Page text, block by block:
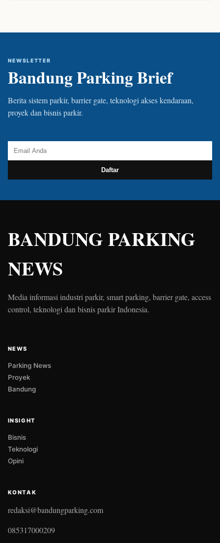
NEWSLETTER
Bandung Parking Brief
Berita sistem parkir, barrier gate, teknologi akses kendaraan,
proyek dan bisnis parkir.
Daftar
BANDUNG PARKING
NEWS
Media informasi industri parkir, smart parking, barrier gate, access
control, teknologi dan bisnis parkir Indonesia.
NEWS
Parking News
Proyek
Bandung
INSIGHT
Bisnis
Teknologi
Opini
KONTAK
redaksi@bandungparking.com
085317000209